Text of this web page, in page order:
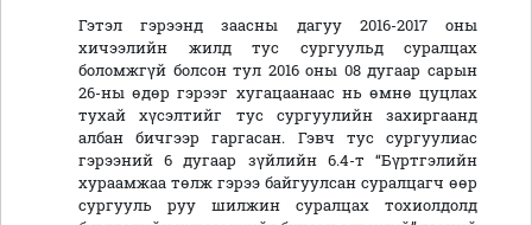
Гэтэл гэрээнд заасны дагуу 2016-2017 оны
хичээлийн жилд тус сургуульд суралцах
боломжгүй болсон тул 2016 оны 08 дугаар сарын
26-ны өдөр гэрээг хугацаанаас нь өмнө цуцлах
тухай хүсэлтийг тус сургуулийн захиргаанд
албан бичгээр гаргасан. Гэвч тус сургуулиас
гэрээний 6 дугаар зүйлийн 6.4-т “Бүртгэлийн
хураамжаа төлж гэрээ байгуулсан суралцагч өөр
сургууль руу шилжин суралцах тохиолдолд